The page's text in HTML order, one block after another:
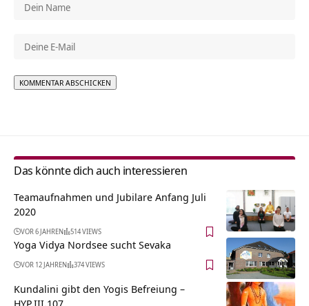
Das könnte dich auch interessieren
Teamaufnahmen und Jubilare Anfang Juli
2020
VOR 6 JAHREN 514 VIEWS
Yoga Vidya Nordsee sucht Sevaka
VOR 12 JAHREN 374 VIEWS
Kundalini gibt den Yogis Befreiung –